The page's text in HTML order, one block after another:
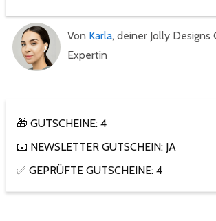
Von Karla, deiner Jolly Designs
Expertin
🎁 GUTSCHEINE: 4
📧 NEWSLETTER GUTSCHEIN: JA
✅ GEPRÜFTE GUTSCHEINE: 4